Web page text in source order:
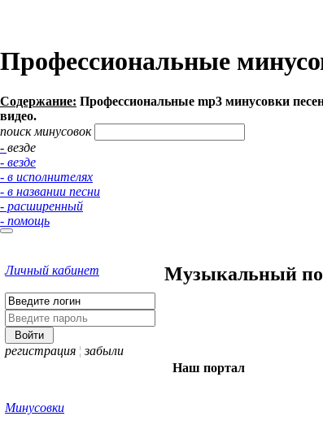
Профессиональные
Содержание: Профессиональные mp3 минусовки
видео.
поиск минусовок
- везде
- везде
- в исполнителях
- в названии песни
- расширенный
- помощь
Личный кабинет
регистрация ¦ забыли
Минусовки
Музыкальный
Наш портал